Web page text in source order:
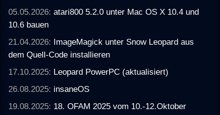
05.05.2026:atari800 5.2.0 unter Mac OS X 10.4 und
10.6 bauen
21.04.2026: ImageMagick unter Snow Leopard aus
dem Quell-Code installieren
17.10.2025: Leopard PowerPC (aktualisiert)
26.08.2025: insaneOS
19.08.2025: 18. OFAM 2025 vom 10.-12.Oktober